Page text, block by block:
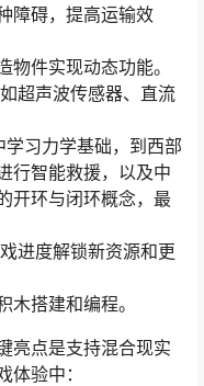
障碍，提高运输效
件实现动态功能。
超声波传感器、直流
习力学基础，到西部
行智能救援，以及中
开环与闭环概念，最
进度解锁新资源和更
搭建和编程。
亮点是支持混合现实
验中：